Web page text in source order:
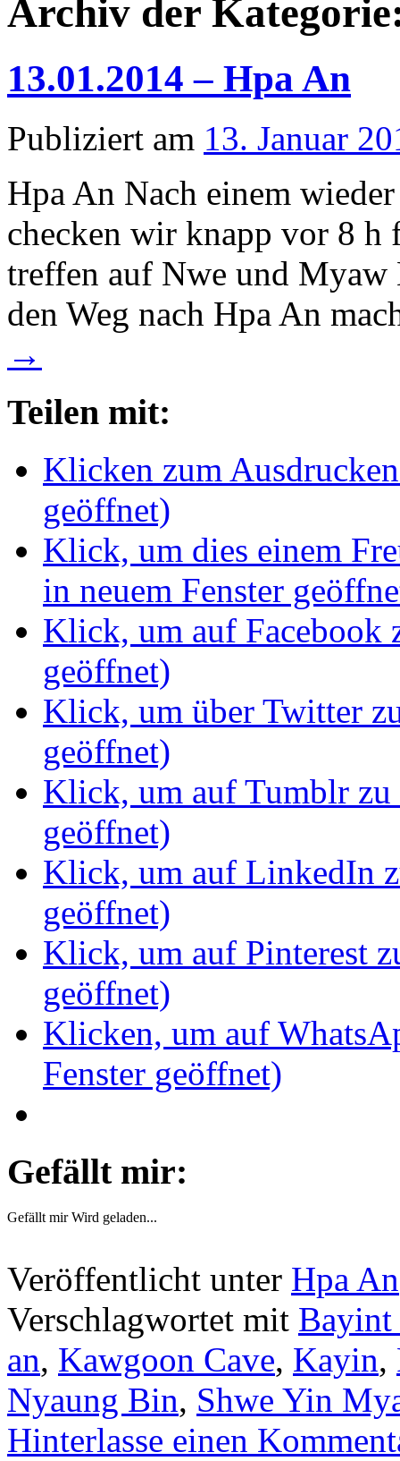
Archiv der
13.01.2014 – Hpa An
Publiziert am 13. Januar
Hpa An Nach einem
checken wir knapp vor 8 h
treffen auf Nwe und Myaw
den Weg nach Hpa An
→
Teilen mit:
Klicken zum
geöffnet)
Klick, um dies einem
in neuem Fenster
Klick, um auf Facebook
geöffnet)
Klick, um über Twitter
geöffnet)
Klick, um auf Tumblr zu
geöffnet)
Klick, um auf LinkedIn
geöffnet)
Klick, um auf Pinterest
geöffnet)
Klicken, um auf
Fenster geöffnet)
Gefällt mir:
Gefällt mir Wird geladen...
Veröffentlicht unter Hpa An
Verschlagwortet mit Bayint
an, Kawgoon Cave, Kayin,
Nyaung Bin, Shwe Yin
Hinterlasse einen